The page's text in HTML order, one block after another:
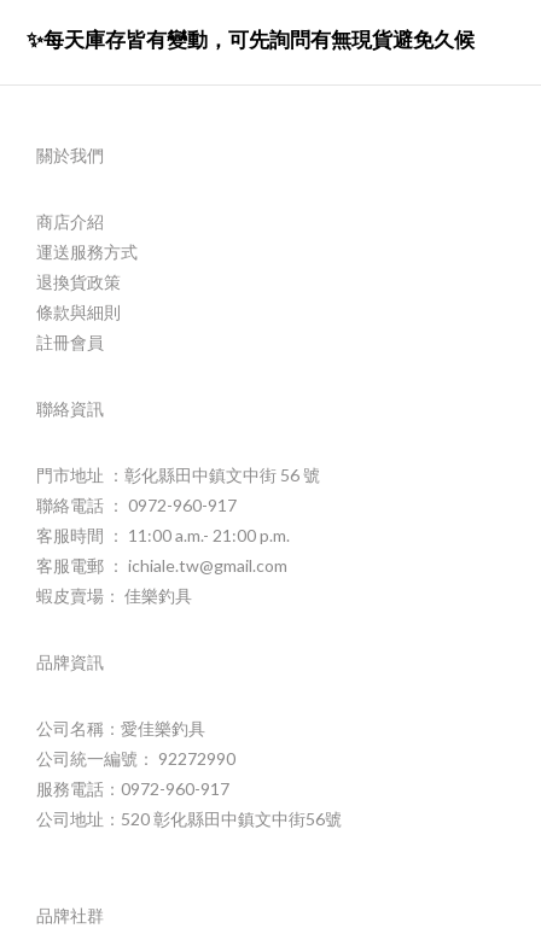
✨每天庫存皆有變動，可先詢問有無現貨避免久候
關於我們
商店介紹
運送服務方式
退換貨政策
條款與細則
註冊會員
聯絡資訊
門市地址 ：彰化縣田中鎮文中街 56 號
聯絡電話 ： 0972-960-917
客服時間 ： 11:00 a.m.- 21:00 p.m.
客服電郵 ： ichiale.tw@gmail.com
蝦皮賣場： 佳樂釣具
品牌資訊
公司名稱：愛佳樂釣具
公司統一編號： 92272990
服務電話：0972-960-917
公司地址：520 彰化縣田中鎮文中街56號
品牌社群